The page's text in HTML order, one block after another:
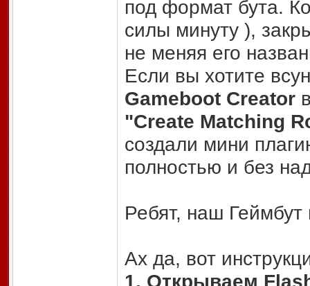
под формат бута.
силы минуту ),
не меняя его
Если вы хотите
Gameboot Creator
"Create Matching
создали мини
полностью и без
Ребят, наш Геймбут
Ах да, вот
1. Открываем